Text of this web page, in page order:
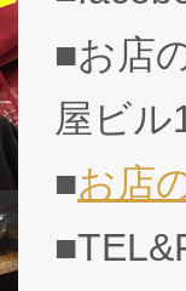
■お店
屋ビル
■お店